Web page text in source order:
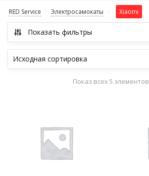
RED Service / Электросамокаты / Xiaomi
Показать фильтры
Показ всех 5 элементов